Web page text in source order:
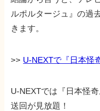
ルポルタージュ』の過
きます。
>> U-NEXTで『日本怪
U-NEXTでは『日本怪
送回が見放題！